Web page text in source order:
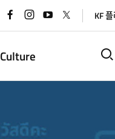
페이스북
바로가기
인스타그램
바로가기
유튜브
바로가기
x(트위터)
바로가기
KF
Culture